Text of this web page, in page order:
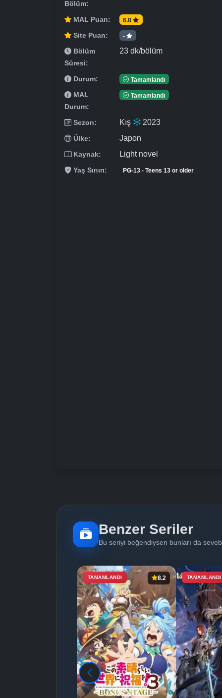
Bölüm:
MAL Puan: 6.8
Site Puan: -
Bölüm
Süresi:
23 dk/bölüm
Durum: Tamamlandı
MAL
Durum:
Tamamlandı
Sezon: Kış 2023
Ülke: Japon
Kaynak: Light novel
Yaş Sınırı: PG-13 - Teens 13 or older
Benzer Seriler
Bu seriyi beğendiysen bunları da
TAMAMLANDI 8.2 TAMAMLANDI